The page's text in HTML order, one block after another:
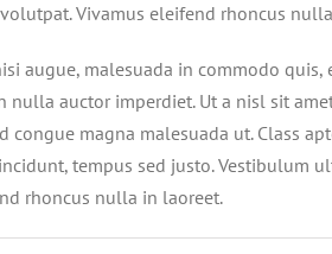
Vivamus eleifend rhoncus
augue, malesuada in commodo
auctor imperdiet. Ut a nisl sit
magna malesuada ut. Class
tempus sed justo. Vestibulum
rhoncus nulla in laoreet.